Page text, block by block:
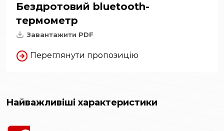
Бездротовий bluetooth-
термометр
Завантажити PDF
Переглянути пропозицію
Найважливіші характеристики